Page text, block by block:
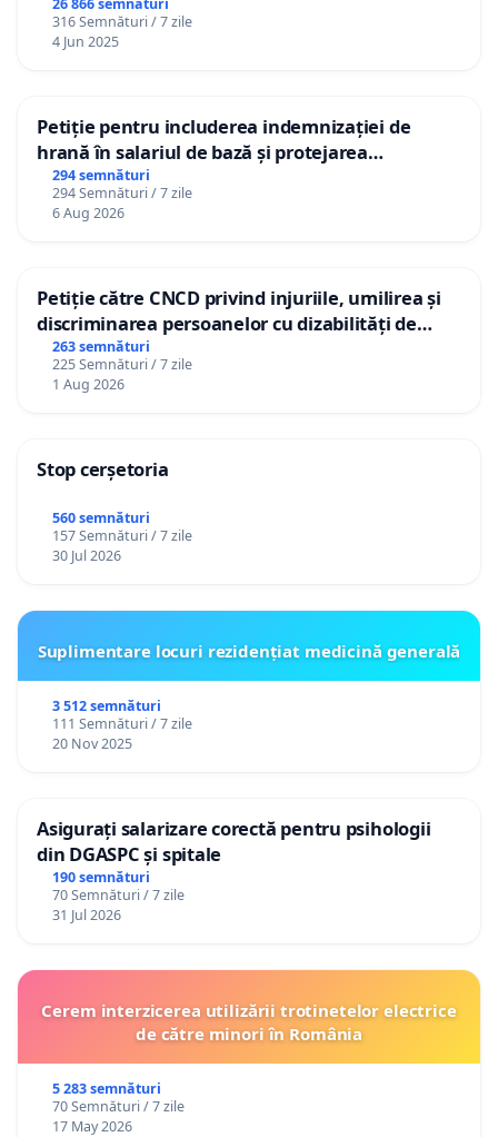
26 866 semnături
316 Semnături / 7 zile
4 Jun 2025
Petiție pentru includerea indemnizației de
hrană în salariul de bază și protejarea
gradațiilor de vechime pentru asistenții
personali
294 semnături
294 Semnături / 7 zile
6 Aug 2026
Petiție către CNCD privind injuriile, umilirea și
discriminarea persoanelor cu dizabilități de
către utilizatorul TikTok „Gorici”
263 semnături
225 Semnături / 7 zile
1 Aug 2026
Stop cerșetoria
560 semnături
157 Semnături / 7 zile
30 Jul 2026
Suplimentare locuri rezidențiat medicină generală
3 512 semnături
111 Semnături / 7 zile
20 Nov 2025
Asigurați salarizare corectă pentru psihologii
din DGASPC și spitale
190 semnături
70 Semnături / 7 zile
31 Jul 2026
Cerem interzicerea utilizării trotinetelor electrice
de către minori în România
5 283 semnături
70 Semnături / 7 zile
17 May 2026